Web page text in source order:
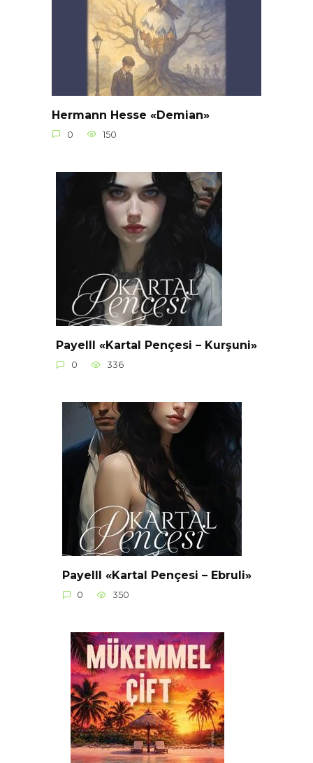
Hermann Hesse «Demian»
0 150
Payelll «Kartal Pençesi – Kurşuni»
0 336
Payelll «Kartal Pençesi – Ebruli»
0 350